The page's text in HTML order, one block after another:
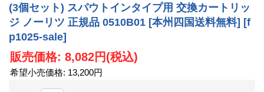
(3個セット) スパウトインタイプ用 交換カートリッ
ジ ノーリツ 正規品 0510B01 [本州四国送料無料] [f
p1025-sale]
販売価格: 8,082円(税込)
希望小売価格: 13,200円